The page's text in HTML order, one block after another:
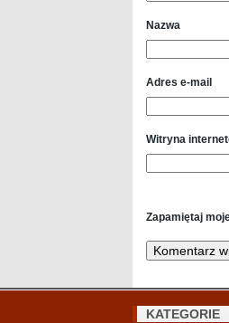
Nazwa
Adres e-mail
Witryna
Zapamiętaj
KATEGORIE